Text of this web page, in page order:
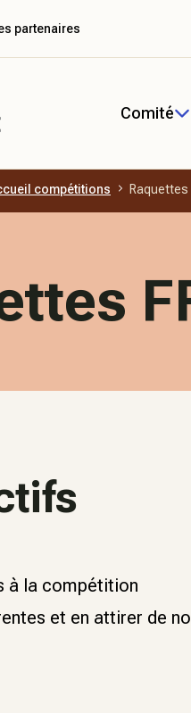
Comité
partenaires
compétitions Raquettes
à la compétition
et en attirer de